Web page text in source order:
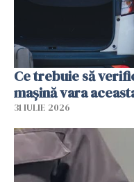
Ce trebuie să
mașină vara
31 IULIE 2026